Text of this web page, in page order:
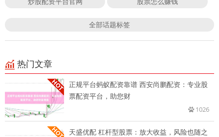
全部话题标签
热门文章
正规平台蚂蚁配资靠谱 西安尚鹏配资：专业股
票配资平台，助您财
1026
天盛优配 杠杆型股票：放大收益，风险也随之